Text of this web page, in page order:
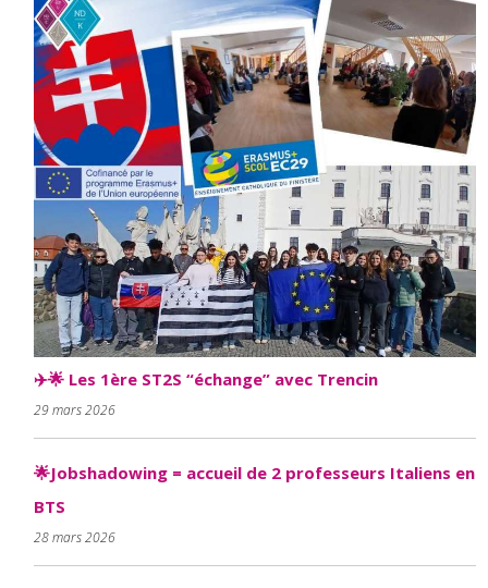
✈️🌟 Les 1ère ST2S “échange” avec Trencin
29 mars 2026
🌟Jobshadowing = accueil de 2 professeurs Italiens en
BTS
28 mars 2026